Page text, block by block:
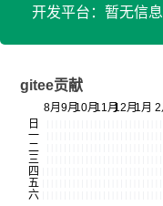
开发平台：暂无信息
gitee贡献